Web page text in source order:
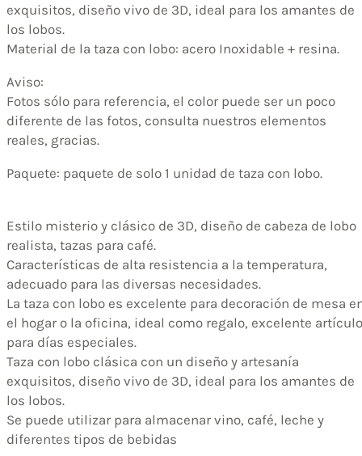
exquisitos, diseño vivo de 3D, ideal para los amantes de
los lobos.
Material de la taza con lobo: acero Inoxidable + resina.
Aviso:
Fotos sólo para referencia, el color puede ser un poco
diferente de las fotos, consulta nuestros elementos
reales, gracias.
Paquete: paquete de solo 1 unidad de taza con lobo.
Estilo misterio y clásico de 3D, diseño de cabeza de lobo
realista, tazas para café.
Características de alta resistencia a la temperatura,
adecuado para las diversas necesidades.
La taza con lobo es excelente para decoración de mesa
el hogar o la oficina, ideal como regalo, excelente artículo
para días especiales.
Taza con lobo clásica con un diseño y artesanía
exquisitos, diseño vivo de 3D, ideal para los amantes de
los lobos.
Se puede utilizar para almacenar vino, café, leche y
diferentes tipos de bebidas